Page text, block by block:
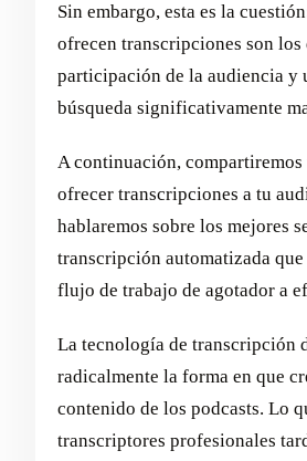
Sin embargo, esta es la
ofrecen transcripciones son los
participación de la audiencia y
búsqueda significativamente
A continuación,
ofrecer transcripciones a tu
hablaremos sobre los mejores
transcripción automatizada
flujo de trabajo de agotador a
La tecnología de transcripción
radicalmente la forma en que
contenido de los podcasts. Lo
transcriptores profesionales